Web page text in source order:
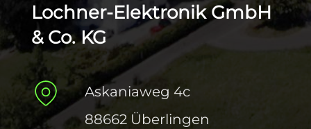
Lochner-Elektronik GmbH
& Co. KG
Askaniaweg 4c
88662 Überlingen